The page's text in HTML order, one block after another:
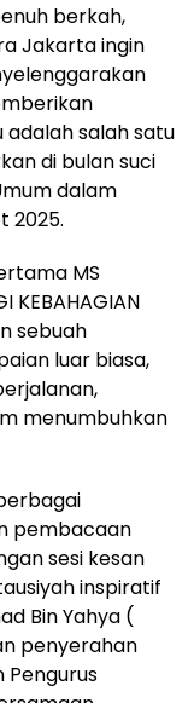
berkah,
Jakarta ingin
salah satu
di bulan suci
dalam
2025.
MS
KEBAHAGIAN
sebuah
luar biasa,
menumbuhkan
pembacaan
sesi kesan
inspiratif
Bin Yahya (
penyerahan
Pengurus